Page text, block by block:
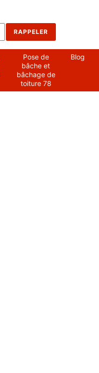
Pose de
bâche et
bâchage de
toiture 78
Blog